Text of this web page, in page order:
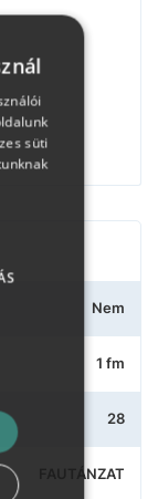
Nem
1 fm
28
FAUTÁNZAT
süti